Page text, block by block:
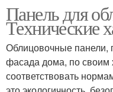
Панель для
Технические
Облицовочные панели,
фасада дома, по своим
соответствовать